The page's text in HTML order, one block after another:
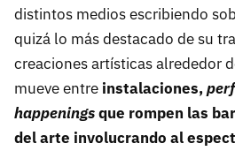
distintos medios escribiendo
quizá lo más destacado de su
creaciones artísticas alrededor
mueve entre instalaciones,
happeningsque rompen las
del arte involucrando al